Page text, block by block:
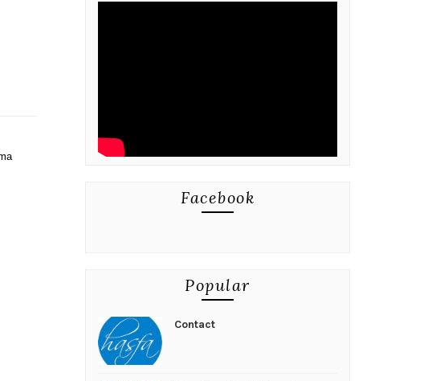
Facebook
Popular
Contact